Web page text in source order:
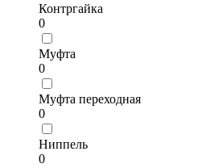
Контргайка
0
Муфта
0
Муфта переходная
0
Ниппель
0